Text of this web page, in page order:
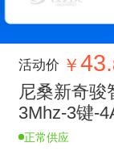
活动价 ￥43.
尼桑新奇骏
3Mhz-3键-
牌智能钥匙
正常供应